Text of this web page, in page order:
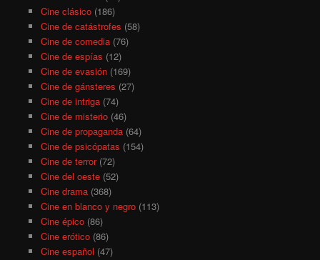
Cine clásico(186)
Cine de catástrofes (58)
Cine de comedia(76)
Cine de espías (12)
Cine de evasión(169)
Cine de gánsteres (27)
Cine de intriga(74)
Cine de misterio(46)
Cine de propaganda(64)
Cine de psicópatas (154)
Cine de terror(72)
Cine del oeste(52)
Cine drama(368)
Cine en blanco y negro(113)
Cine épico(86)
Cine erótico(86)
Cine español (47)